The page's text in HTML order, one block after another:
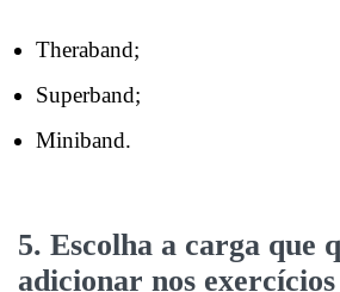
Theraband;
Superband;
Miniband.
5. Escolha a carga que
adicionar nos